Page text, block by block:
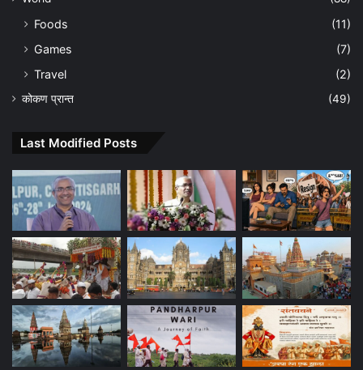
Foods
(11)
Games
(7)
Travel
(2)
कोकण प्रान्त (49)
Last Modified Posts